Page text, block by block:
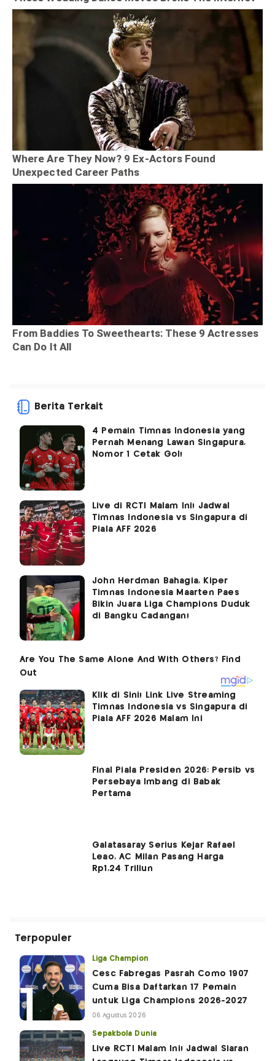
Berita Terkait
4 Pemain Timnas Indonesia yang
Pernah Menang Lawan Singapura,
Nomor 1 Cetak Gol!
Live di RCTI Malam Ini! Jadwal
Timnas Indonesia vs Singapura di
Piala AFF 2026
John Herdman Bahagia, Kiper
Timnas Indonesia Maarten Paes
Bikin Juara Liga Champions Duduk
di Bangku Cadangan!
Klik di Sini! Link Live Streaming
Timnas Indonesia vs Singapura di
Piala AFF 2026 Malam Ini
Final Piala Presiden 2026: Persib vs
Persebaya Imbang di Babak
Pertama
Galatasaray Serius Kejar Rafael
Leao, AC Milan Pasang Harga
Rp1,24 Triliun
Terpopuler
Liga Champion
Cesc Fabregas Pasrah Como 1907
Cuma Bisa Daftarkan 17 Pemain
untuk Liga Champions 2026-2027
06 Agustus 2026
Sepakbola Dunia
Live RCTI Malam Ini! Jadwal Siaran